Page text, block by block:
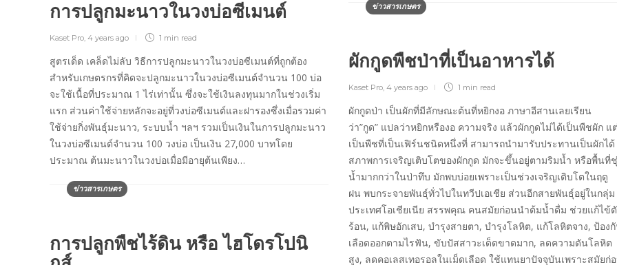
การปลูกมะนาวในวงบ่อซีเมนต์
Kaset Pro, 4 years ago 1 min read
สูตรเด็ด เคล็ดไม่ลับ วิธีการปลูกมะนาวในวงบ่อซีเมนต์ที่ถูกต้อง
สำหรับเกษตรกรที่คิดจะปลูกมะนาวในวงบ่อซีเมนต์จำนวน 100 บ่อ
จะใช้เนื้อที่ประมาณ 1 ไร่เท่านั้น ซึ่งจะใช้เงินลงทุนมากในช่วงเริ่ม
แรก ส่วนค่าใช้จ่ายหลักจะอยู่ที่วงบ่อซีเมนต์และฝารองซึ่งเมื่อรวมค่า
ใช้จ่ายกิ่งพันธุ์มะนาว, ระบบน้ำ ฯลฯ รวมเป็นเงินในการปลูกมะนาว
ในวงบ่อซีเมนต์จำนวน 100 วงบ่อ เป็นเงิน 27,000 บาทโดย
ประมาณ ต้นมะนาวในวงบ่อเมื่อมีอายุต้นเพียง…
ข่าวสารเกษตร
ผักกูดพืชป่าที่เป็นอาหารได้
Kaset Pro, 4 years ago 1 min read
ผักกูดป่า เป็นผักที่มีลักษณะต้นที่หยิกงอ ภาษาอีสานเลยเรียน
ว่า”กูด” แปลว่าหยิกหรืองอ ความจริง แล้วผักกูดไม่ได้เป็นพืชผัก แต่
เป็นพืชที่เป็นเฟิร์นชนิดหนึ่งที่ สามารถนำมารับประทานเป็นผักไ
สภาพการเจริญเติบโตของผักกูด มักจะขึ้นอยู่ตามริมน้ำ หรือพื้นที่
น้ำมากกว่าในป่าทึบ มักพบบ่อยเพราะเป็นช่วงเจริญเติบโตในฤดู
ฝน พบกระจายพันธุ์ทั่วไปในทวีปเอเชีย ส่วนอีกสายพันธุ์อยู่ในกลุ่ม
ประเทศโอเชียเนีย สรรพคุณ คนสมัยก่อนนำต้มน้ำดื่ม ช่วยแก้ไข้
ร้อน, แก้พิษอักเสบ, บำรุงสายตา, บำรุงโลหิต, แก้โลหิตจาง, ป้อง
เลือดออกตามไรฟัน, ขับปัสสาวะเด็ดขาดมาก, ลดความดันโลหิต
สูง, ลดคอเลสเทอรอลในเม็ดเลือด ใช้แทนยาปัจจุบันเพราะสมัยก่
ข่าวสารเกษตร
การปลูกพืชไร้ดิน หรือ ไฮโดรโปนิ